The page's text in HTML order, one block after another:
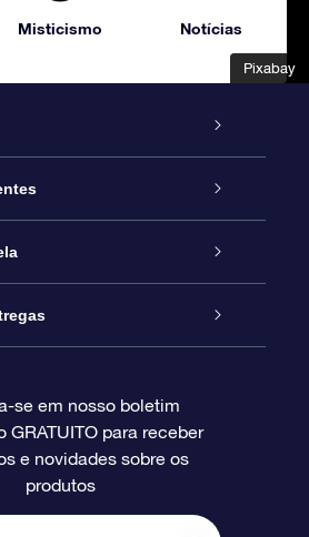
Pixabay
Pixabay
Misticismo Notícias
conosco
on-line
da OSR
da OSR
personalizada
pagamento
se em nosso boletim
GRATUITO para receber
e novidades sobre os
produtos